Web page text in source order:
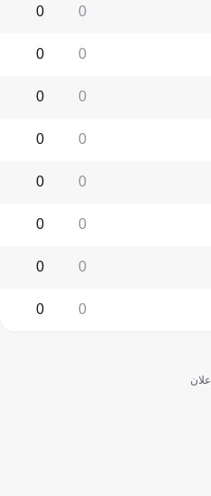
0
0
0
0
0
0
0
0
0
0
0
0
0
0
0
0
إعلان